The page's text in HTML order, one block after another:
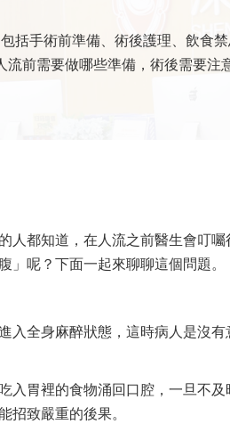
括手術前準備、術後護理、飲食
流前需要做哪些準備，術後需要注
人都知道，在人流之前醫生會叮
呢？下面一起來聊聊這個問題。
入全身麻醉狀態，這時病人是沒
入胃裡的食物涌回口腔，一旦不
致嚴重的後果。